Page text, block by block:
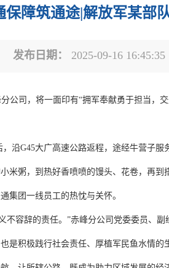
保障筑通途|解放军某部
发布日期： 2025-09-16
公司，将一面印有“拥军奉献勇于担当
沿G45大广高速公路返程，途经牛营子
粥，到热好香喷喷的馒头、花卷，再
集团一线员工的热忱与关怀。
容辞的责任。”赤峰分公司党委委员、
是积极践行社会责任、厚植军民鱼水情